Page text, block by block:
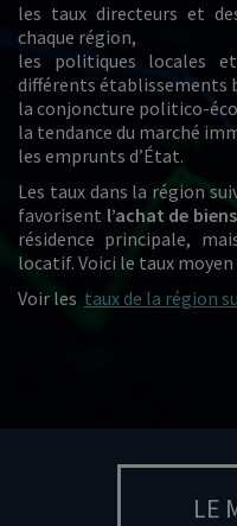
les taux directeurs et
chaque région,
les politiques locales
différents établissements
la conjoncture politico-
la tendance du marché
les emprunts d’État.
Les taux dans la région
favorisent l’achat de
résidence principale,
locatif. Voici le taux
Voir les taux de la région
LE